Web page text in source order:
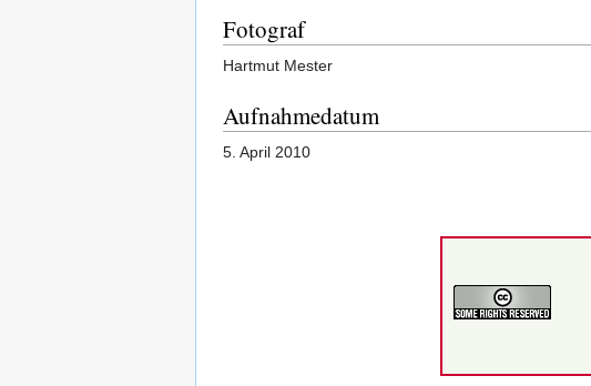
Fotograf
Hartmut Mester
Aufnahmedatum
5. April 2010